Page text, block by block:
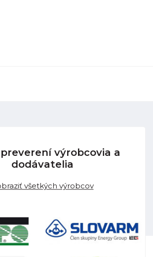
výrobcovia a
dodávatelia
všetkých výrobcov